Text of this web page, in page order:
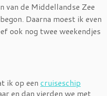
van de Middellandse Zee
Daarna moest ik even
ook nog twee weekendjes
ik op een cruiseschip
en dan vierden we met